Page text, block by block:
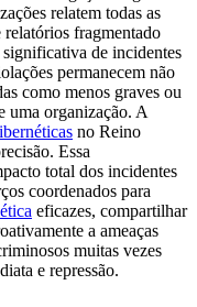
relatem todas as
relatórios fragmentado
de incidentes
permanecem não
como menos graves ou
uma organização. A
no Reino
Essa
total dos incidentes
coordenados para
eficazes, compartilhar
a ameaças
muitas vezes
e repressão.